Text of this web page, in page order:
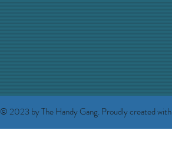
© 2023 by The Handy Gang. Proudly created with